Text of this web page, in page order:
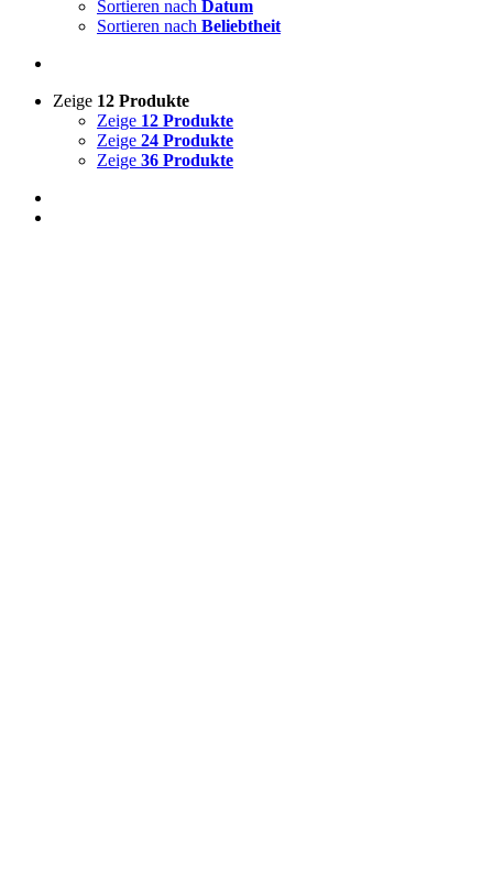
Sortieren nach Datum
Sortieren nach Beliebtheit
Zeige 12 Produkte
Zeige 12 Produkte
Zeige 24 Produkte
Zeige 36 Produkte